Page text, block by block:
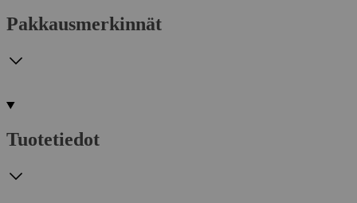
Pakkausmerkinnät
Tuotetiedot